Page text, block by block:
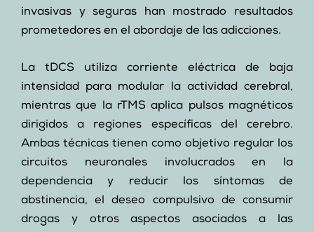
invasivas y seguras han mostrado resultados
prometedores en el abordaje de las adicciones.
La tDCS utiliza corriente eléctrica de baja
intensidad para modular la actividad cerebral,
mientras que la rTMS aplica pulsos magnéticos
dirigidos a regiones específicas del cerebro.
Ambas técnicas tienen como objetivo regular los
circuitos neuronales involucrados en la
dependencia y reducir los síntomas de
abstinencia, el deseo compulsivo de consumir
drogas y otros aspectos asociados a las